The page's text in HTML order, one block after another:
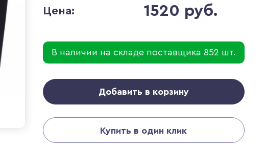
Цена: 1520 руб.
В наличии на складе поставщика 852 шт.
Добавить в корзину
Купить в один клик